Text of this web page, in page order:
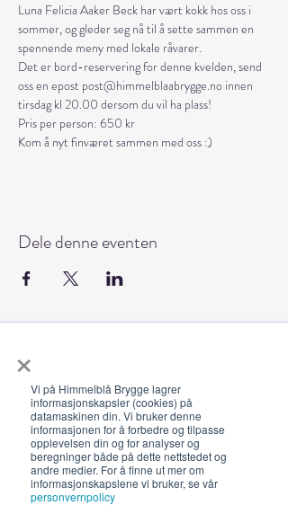
×
Vi på Himmelblå Brygge lagrer
informasjonskapsler (cookies) på
datamaskinen din. Vi bruker denne
informasjonen for å forbedre og tilpasse
opplevelsen din og for analyser og
beregninger både på dette nettstedet og
andre medier. For å finne ut mer om
informasjonskapslene vi bruker, se vår
personvernpolicy
Luna Felicia Aaker Beck har vært kokk hos oss i
sommer, og gleder seg nå til å sette sammen en
spennende meny med lokale råvarer.
Det er bord-reservering for denne kvelden, send
oss en epost post@himmelblaabrygge.no innen
tirsdag kl 20.00 dersom du vil ha plass!
Pris per person: 650 kr
Kom å nyt finværet sammen med oss :)
Dele denne eventen
19. juni - 5. august 12-23 (02)
Lunsj 12-16:30 | Middag 18:30
Fra 30.7 begrenset servering
12-17, middag 18.30